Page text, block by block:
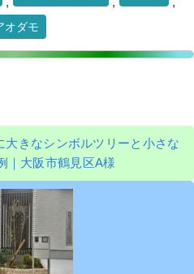
オダモ
きなシンボルツリーと小さな
｜大阪市鶴見区A様